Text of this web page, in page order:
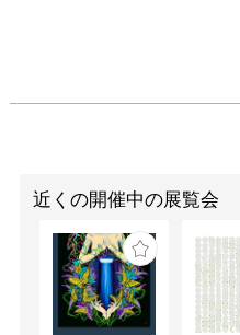
近くの開催中の展覧会